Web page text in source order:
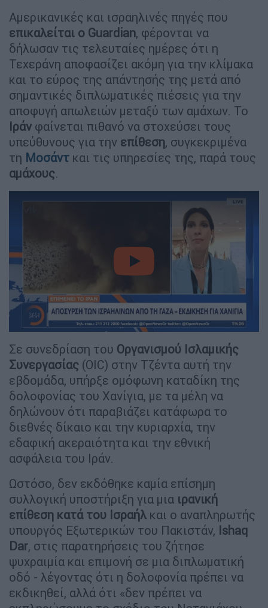
Αμερικανικές και ισραηλινές πηγές που
επικαλείται ο Guardian, φέρονται να
δήλωσαν τις τελευταίες ημέρες ότι η
Τεχεράνη αποφασίζει ακόμη για την κλίμακα
και το εύρος της απάντησής της μετά από
σημαντικές διπλωματικές πιέσεις για την
αποφυγή απωλειών μεταξύ των αμάχων. Το
Ιράν φαίνεται πιθανό να στοχεύσει τους
υπεύθυνους για την επίθεση, συγκεκριμένα
τη Μοσάντ και τις υπηρεσίες της, παρά τους
αμάχους.
video
Σε συνεδρίαση του Οργανισμού Ισλαμικής
Συνεργασίας (ΟΙC) στην Τζέντα αυτή την
εβδομάδα, υπήρξε ομόφωνη καταδίκη της
δολοφονίας του Χανίγια, με τα μέλη να
δηλώνουν ότι παραβιάζει κατάφωρα το
διεθνές δίκαιο και την κυριαρχία, την
εδαφική ακεραιότητα και την εθνική
ασφάλεια του Ιράν.
Ωστόσο, δεν εκδόθηκε καμία επίσημη
συλλογική υποστήριξη για μια ιρανική
επίθεση κατά του Ισραήλ και ο αναπληρωτής
υπουργός Εξωτερικών του Πακιστάν, Ishaq
Dar, στις παρατηρήσεις του ζήτησε
ψυχραιμία και επιμονή σε μια διπλωματική
οδό - λέγοντας ότι η δολοφονία πρέπει να
εκδικηθεί, αλλά ότι «δεν πρέπει να